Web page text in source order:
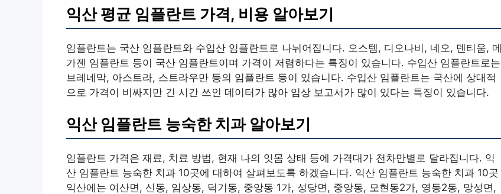
익산 평균 임플란트 가격, 비용 알아보기
임플란트는 국산 임플란트와 수입산 임플란트로 나뉘어집니다. 오스템, 디오나비, 네오, 덴티움, 메
가젠 임플란트 등이 국산 임플란트이며 가격이 저렴하다는 특징이 있습니다. 수입산 임플란트로는
브레네막, 아스트라, 스트라우만 등의 임플란트 등이 있습니다. 수입산 임플란트는 국산에 상대적
으로 가격이 비싸지만 긴 시간 쓰인 데이터가 많아 임상 보고서가 많이 있다는 특징이 있습니다.
익산 임플란트 능숙한 치과 알아보기
임플란트 가격은 재료, 치료 방법, 현재 나의 잇몸 상태 등에 가격대가 천차만별로 달라집니다. 익
산 임플란트 능숙한 치과 10곳에 대하여 살펴보도록 하겠습니다. 익산 임플란트 능숙한 치과 10곳
익산에는 여산면, 신동, 임상동, 덕기동, 중앙동 1가, 성당면, 중앙동, 모현동2가, 영등2동, 망성면,